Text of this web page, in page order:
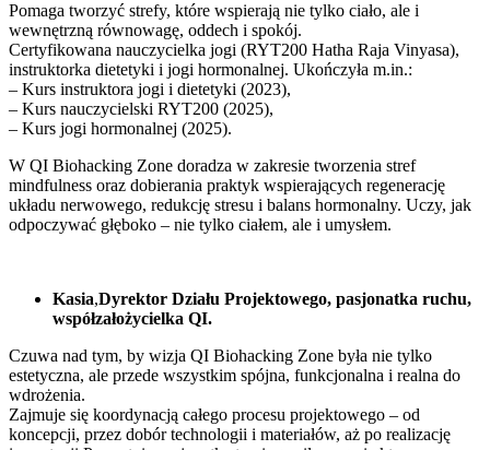
Pomaga tworzyć strefy, które wspierają nie tylko ciało, ale i
wewnętrzną równowagę, oddech i spokój.
Certyfikowana nauczycielka jogi (RYT200 Hatha Raja Vinyasa),
instruktorka dietetyki i jogi hormonalnej. Ukończyła m.in.:
– Kurs instruktora jogi i dietetyki (2023),
– Kurs nauczycielski RYT200 (2025),
– Kurs jogi hormonalnej (2025).
W QI Biohacking Zone doradza w zakresie tworzenia stref
mindfulness oraz dobierania praktyk wspierających regenerację
układu nerwowego, redukcję stresu i balans hormonalny. Uczy, jak
odpoczywać głęboko – nie tylko ciałem, ale i umysłem.
Kasia,Dyrektor Działu Projektowego, pasjonatka ruchu,
współzałożycielka QI.
Czuwa nad tym, by wizja QI Biohacking Zone była nie tylko
estetyczna, ale przede wszystkim spójna, funkcjonalna i realna do
wdrożenia.
Zajmuje się koordynacją całego procesu projektowego – od
koncepcji, przez dobór technologii i materiałów, aż po realizację